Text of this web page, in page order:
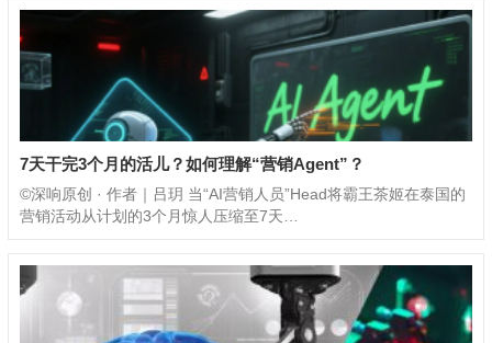
7天干完3个月的活儿？如何理解“营销Agent”？
©️深响原创 · 作者｜吕玥 当“AI营销人员”Head将霸王茶姬在泰国的
营销活动从计划的3个月惊人压缩至7天…